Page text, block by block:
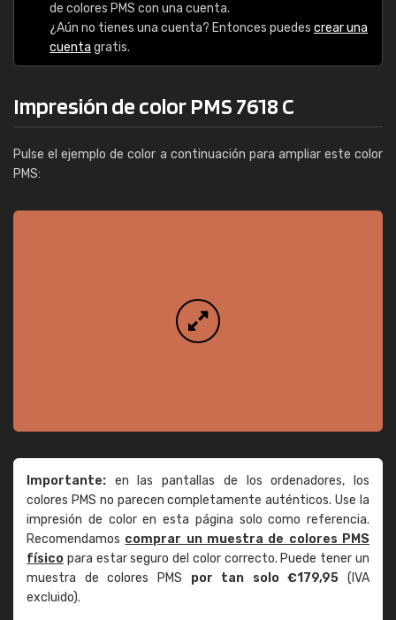
de colores PMS con una cuenta.
¿Aún no tienes una cuenta? Entonces puedes crear una
cuenta gratis.
Impresión de color PMS 7618 C
Pulse el ejemplo de color a continuación para ampliar este color
PMS:
Importante: en las pantallas de los ordenadores, los
colores PMS no parecen completamente auténticos. Use la
impresión de color en esta página solo como referencia.
Recomendamos comprar un muestra de colores PMS
físico para estar seguro del color correcto. Puede tener un
muestra de colores PMS por tan solo €179,95 (IVA
excluido).